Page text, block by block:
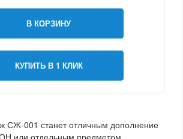
В КОРЗИНУ
КУПИТЬ В 1 КЛИК
001 станет отличным дополнение
или отдельным предметом